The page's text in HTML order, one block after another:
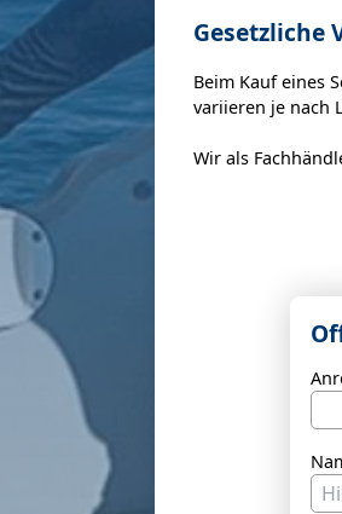
Gesetzliche
Beim Kauf eines
variieren je nach
Wir als